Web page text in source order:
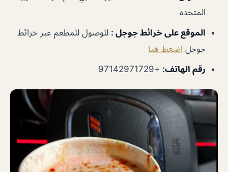
المتحدة
الموقع على خرائط جوجل : للوصول للمطعم عبر خرائط
جوجل اضغط هنا
رقم الهاتف:
+97142971729